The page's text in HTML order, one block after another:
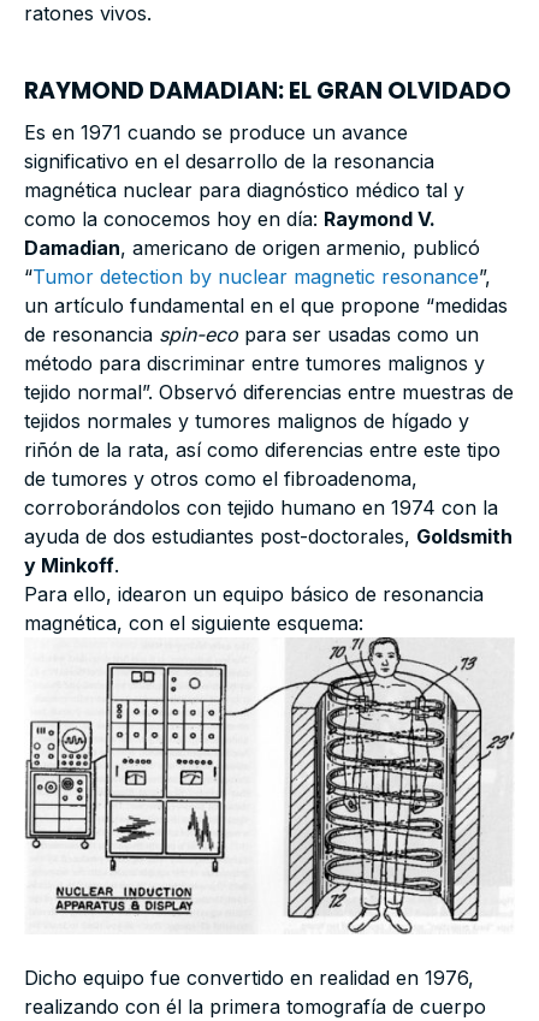
ratones vivos.
RAYMOND DAMADIAN: EL GRAN OLVIDADO
Es en 1971 cuando se produce un avance
significativo en el desarrollo de la resonancia
magnética nuclear para diagnóstico médico tal y
como la conocemos hoy en día: Raymond V.
Damadian, americano de origen armenio, publicó
“Tumor detection by nuclear magnetic resonance”,
un artículo fundamental en el que propone “medidas
de resonancia spin-eco para ser usadas como un
método para discriminar entre tumores malignos y
tejido normal”. Observó diferencias entre muestras de
tejidos normales y tumores malignos de hígado y
riñón de la rata, así como diferencias entre este tipo
de tumores y otros como el fibroadenoma,
corroborándolos con tejido humano en 1974 con la
ayuda de dos estudiantes post-doctorales, Goldsmith
y Minkoff.
Para ello, idearon un equipo básico de resonancia
magnética, con el siguiente esquema:
Dicho equipo fue convertido en realidad en 1976,
realizando con él la primera tomografía de cuerpo